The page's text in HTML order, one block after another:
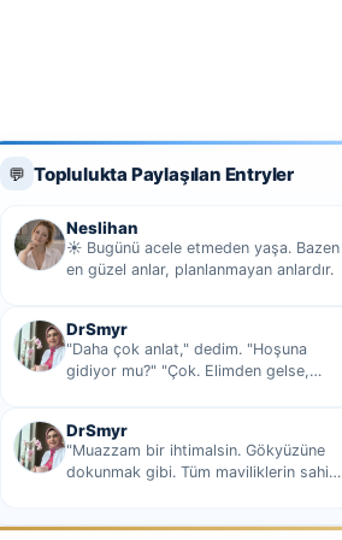
💬 Toplulukta Paylaşılan Entryler
Neslihan
☀️ Bugünü acele etmeden yaşa. Bazen
en güzel anlar, planlanmayan anlardır.
DrSmyr
"Daha çok anlat," dedim. "Hoşuna
gidiyor mu?" "Çok. Elimden gelse,
DrSmyr
"Muazzam bir ihtimalsin. Gökyüzüne
dokunmak gibi. Tüm maviliklerin sahibi